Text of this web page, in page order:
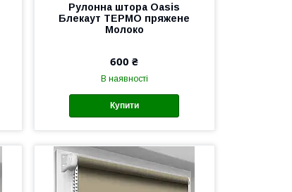
Рулонна штора Oasis
Блекаут ТЕРМО пряжене
Молоко
600 ₴
В наявності
Купити